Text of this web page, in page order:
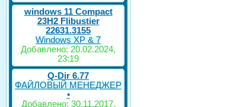
windows 11 Compact
23H2 Flibustier
22631.3155
Windows XP & 7
Добавлено: 20.02.2024,
23:19
Q-Dir 6.77
ФАЙЛОВЫЙ МЕНЕДЖЕР
•
Добавлено: 30.11.2017,